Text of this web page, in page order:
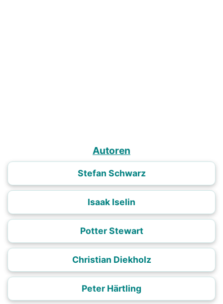
Autoren
Stefan Schwarz
Isaak Iselin
Potter Stewart
Christian Diekholz
Peter Härtling